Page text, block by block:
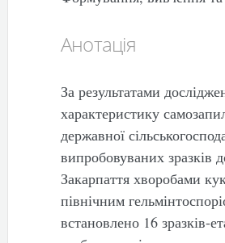
Анотація
За результатами
характеристику
державної
випробовуваних
Закарпаття хворобами
північним
встановлено 16 зразків-